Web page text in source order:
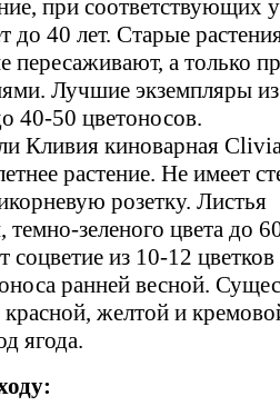
при соответствующих
до 40 лет. Старые
пересаживают, а только
Лучшие экземпляры
40-50 цветоносов.
Кливия киноварная
растение. Не имеет
розетку. Листья
зеленого цвета до
из 10-12 цветков
ранней весной.
желтой и
ягода.